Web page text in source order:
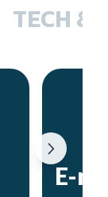
TECH &
E-